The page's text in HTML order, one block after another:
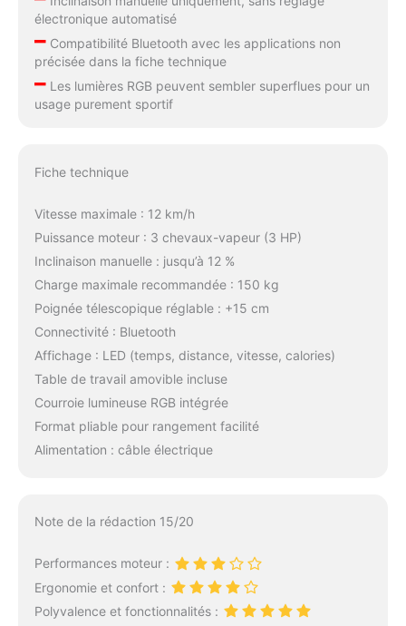
électronique automatisé
–Compatibilité Bluetooth avec les applications non
précisée dans la fiche technique
–Les lumières RGB peuvent sembler superflues pour un
usage purement sportif
Fiche technique
Vitesse maximale : 12 km/h
Puissance moteur : 3 chevaux-vapeur (3 HP)
Inclinaison manuelle : jusqu’à 12 %
Charge maximale recommandée : 150 kg
Poignée télescopique réglable : +15 cm
Connectivité : Bluetooth
Affichage : LED (temps, distance, vitesse, calories)
Table de travail amovible incluse
Courroie lumineuse RGB intégrée
Format pliable pour rangement facilité
Alimentation : câble électrique
Note de la rédaction 15/20
Performances moteur :
Ergonomie et confort :
Polyvalence et fonctionnalités :